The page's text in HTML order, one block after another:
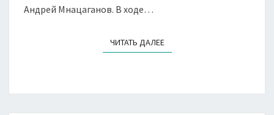
Андрей Мнацаганов. В ходе…
ЧИТАТЬ ДАЛЕЕЧИТАТЬ ДАЛЕЕ